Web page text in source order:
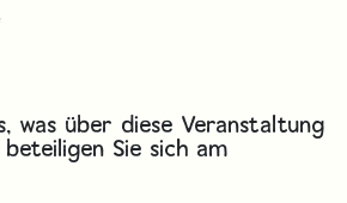
was über diese Veranstaltung
Sie sich am